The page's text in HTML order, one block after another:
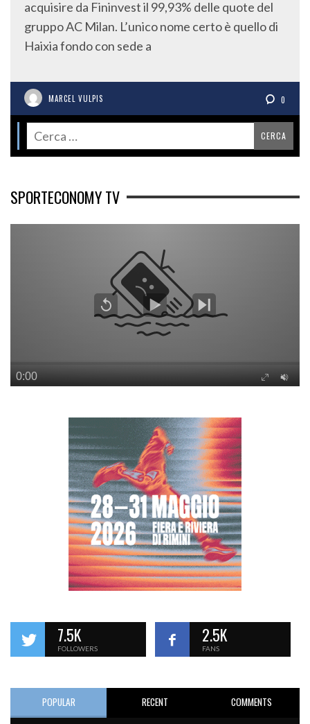
acquisire da Fininvest il 99,93% delle quote del
gruppo AC Milan. L’unico nome certo è quello di
Haixia fondo con sede a
MARCEL VULPIS 0
SPORTECONOMY TV
7.5K
FOLLOWERS
2.5K
FANS
POPULAR RECENT COMMENTS